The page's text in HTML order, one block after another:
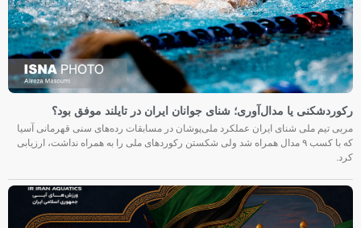
رکوردشکنی یا مدال‌آوری؛ شنای جوانان ایران در تایلند موفق بود؟
مربی تیم ملی شنای ایران عملکرد ملی‌پوشان در مسابقات رده‌های سنی قهرمانی آسیا
که با کسب ۹ مدال همراه شد ولی شکستن رکوردهای ملی را به همراه نداشت، ارزیابی
کرد.